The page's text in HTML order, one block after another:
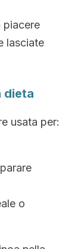
piacere
lasciate
dieta
usata per:
o